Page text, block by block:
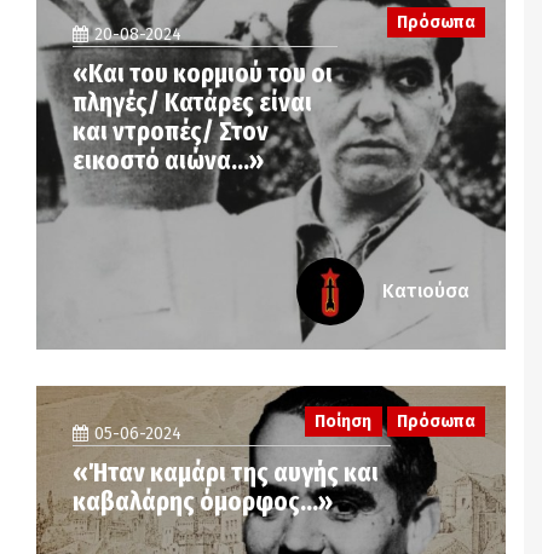
20-08-2024
«Και του κορμιού του οι
πληγές/ Κατάρες είναι
και ντροπές/ Στον
εικοστό αιώνα…»
Πρόσωπα
Κατιούσα
Ποίηση Πρόσωπα
05-06-2024
«Ήταν καμάρι της αυγής και
καβαλάρης όμορφος…»